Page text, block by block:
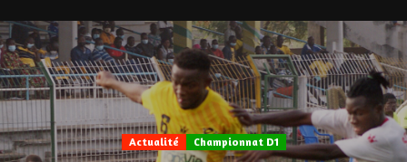
Actualité Championnat D1